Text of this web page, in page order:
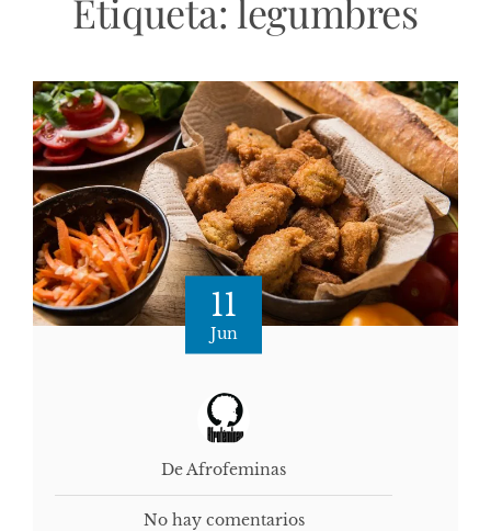
Etiqueta:legumbres
11
Jun
De Afrofeminas
No hay comentarios